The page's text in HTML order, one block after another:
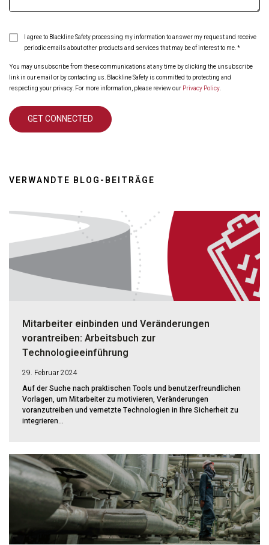
I agree to Blackline Safety processing my information to answer my request and receive
periodic emails about other products and services that may be of interest to me.*
You may unsubscribe from these communications at any time by clicking the unsubscribe
link in our email or by contacting us. Blackline Safety is committed to protecting and
respecting your privacy. For more information, please review our Privacy Policy.
VERWANDTE BLOG-BEITRÄGE
Mitarbeiter einbinden und Veränderungen
vorantreiben: Arbeitsbuch zur
Technologieeinführung
29. Februar 2024
Auf der Suche nach praktischen Tools und benutzerfreundlichen
Vorlagen, um Mitarbeiter zu motivieren, Veränderungen
voranzutreiben und vernetzte Technologien in Ihre Sicherheit zu
integrieren...